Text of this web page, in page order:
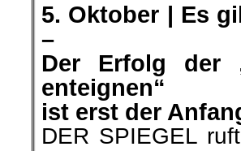
5. Oktober | Es
–
Der Erfolg der
enteignen“
ist erst der
DER SPIEGEL